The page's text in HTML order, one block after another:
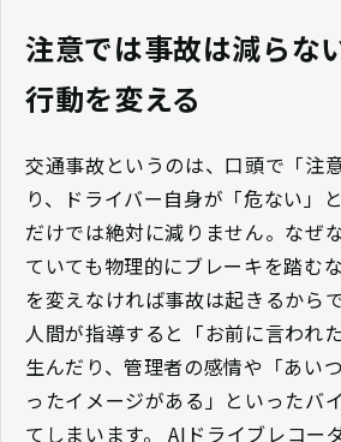
注意では事故は減らな
行動を変える
交通事故というのは、口頭で「注
り、ドライバー自身が「危ない」
だけでは絶対に減りません。なぜ
ていても物理的にブレーキを踏む
を変えなければ事故は起きるからで
人間が指導すると「お前に言われ
生んだり、管理者の感情や「あい
ったイメージがある」といったバ
てしまいます。 AIドライブレコー